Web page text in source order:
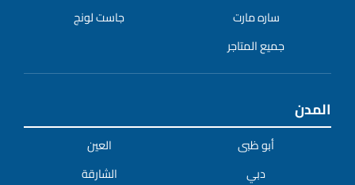
ساره مارت
جاست لونج
جميع المتاجر
المدن
أبو ظبى
العين
دبي
الشارقة